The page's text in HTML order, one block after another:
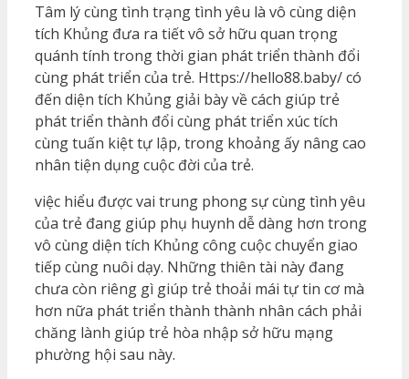
Tâm lý cùng tình trạng tình yêu là vô cùng diện
tích Khủng đưa ra tiết vô sở hữu quan trọng
quánh tính trong thời gian phát triển thành đổi
cùng phát triển của trẻ. Https://hello88.baby/ có
đến diện tích Khủng giải bày về cách giúp trẻ
phát triển thành đổi cùng phát triển xúc tích
cùng tuấn kiệt tự lập, trong khoảng ấy nâng cao
nhân tiện dụng cuộc đời của trẻ.
việc hiểu được vai trung phong sự cùng tình yêu
của trẻ đang giúp phụ huynh dễ dàng hơn trong
vô cùng diện tích Khủng công cuộc chuyển giao
tiếp cùng nuôi dạy. Những thiên tài này đang
chưa còn riêng gì giúp trẻ thoải mái tự tin cơ mà
hơn nữa phát triển thành thành nhân cách phải
chăng lành giúp trẻ hòa nhập sở hữu mạng
phường hội sau này.